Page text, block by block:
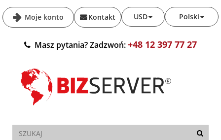
Moje konto Polski
USD
Kontakt
Masz pytania? Zadzwoń:+48 12 397 77 27